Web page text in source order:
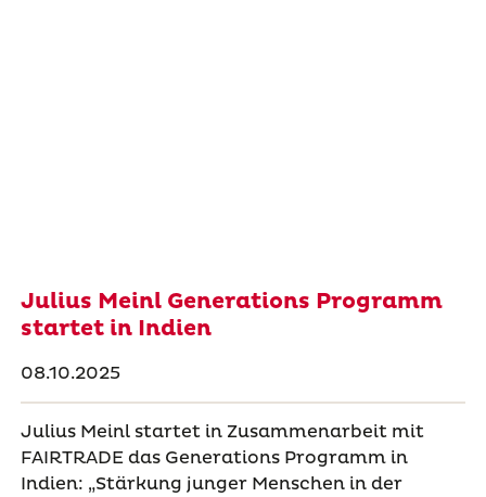
Julius Meinl Generations Programm
startet in Indien
08.10.2025
Julius Meinl startet in Zusammenarbeit mit
FAIRTRADE das Generations Programm in
Indien: „Stärkung junger Menschen in der